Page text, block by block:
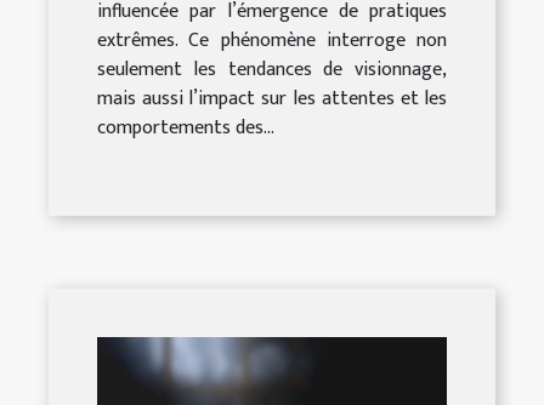
influencée par l’émergence de pratiques
extrêmes. Ce phénomène interroge non
seulement les tendances de visionnage,
mais aussi l’impact sur les attentes et les
comportements des...